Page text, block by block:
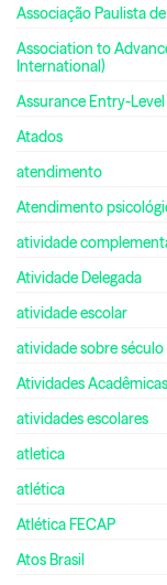
Associação Paulista
Association to
International)
Assurance Entry-
Atados
atendimento
Atendimento
atividade
Atividade Delegada
atividade escolar
atividade sobre século
Atividades Acadêmicas
atividades escolares
atletica
atlética
Atlética FECAP
Atos Brasil